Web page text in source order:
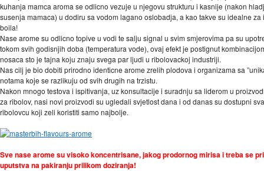
kuhanja mamca aroma se odlicno vezuje u njegovu strukturu i kasnije (nakon
susenja mamaca) u dodiru sa vodom lagano oslobadja, a kao takve su idealne za
boila!
Nase arome su odlicno topive u vodi te salju signal u svim smjerovima pa su
tokom svih godisnjih doba (temperatura vode), ovaj efekt je postignut
nosaca sto je tajna koju znaju svega par ljudi u ribolovackoj industriji.
Nas cilj je bio dobiti prirodno identicne arome zrelih plodova i organizama sa
notama koje se razlikuju od svih drugih na trzistu.
Nakon mnogo testova i ispitivanja, uz konsultacije i suradnju sa liderom u
za ribolov, nasi novi proizvodi su ugledali svjetlost dana i od danas su dostupni
ribolovcu koji zeli koristiti samo najbolje.
Sve nase arome su visoko koncentrisane, jakog prodornog mirisa i treba se
uputstva na pakiranju prilikom doziranja!